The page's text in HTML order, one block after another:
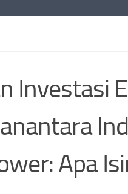
Investasi
Apa